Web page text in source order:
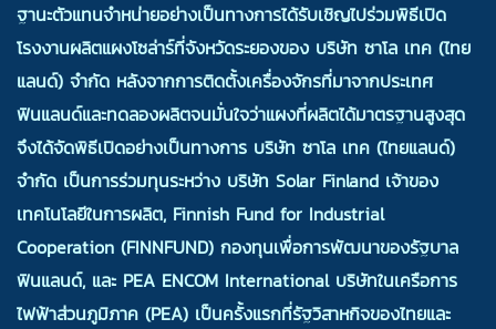
ฐานะตัวแทนจำหน่ายอย่างเป็นทางการได้รับเชิญไปร่วมพิธีเปิด
โรงงานผลิตแผงโซล่าร์ที่จังหวัดระยองของ บริษัท ซาโล เทค (ไทย
แลนด์) จำกัด หลังจากการติดตั้งเครื่องจักรที่มาจากประเทศ
ฟินแลนด์และทดลองผลิตจนมั่นใจว่าแผงที่ผลิตได้มาตรฐานสูงสุด
จึงได้จัดพิธีเปิดอย่างเป็นทางการ บริษัท ซาโล เทค (ไทยแลนด์)
จำกัด เป็นการร่วมทุนระหว่าง บริษัท Solar Finland เจ้าของ
เทคโนโลยีในการผลิต, Finnish Fund for Industrial
Cooperation (FINNFUND) กองทุนเพื่อการพัฒนาของรัฐบาล
ฟินแลนด์, และ PEA ENCOM International บริษัทในเครือการ
ไฟฟ้าส่วนภูมิภาค (PEA) เป็นครั้งแรกที่รัฐวิสาหกิจของไทยและ